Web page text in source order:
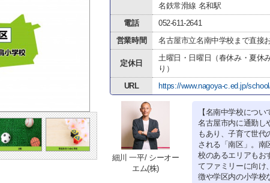
名鉄常滑線 名和駅
電話
052-611-2641
営業時間
名古屋市立名南中学校まで直接
定休日
土曜日・日曜日（春休み・夏休
り）
URL
https://www.nagoya-c.ed.jp/
細川 一平/ シーオー
エム(株)
【名南中学校につい
名古屋市内に通勤し
もあり、子育て世代
される「南区」。南
校のあるエリアもお
てファミリーに向け
徴や学区内の小学校